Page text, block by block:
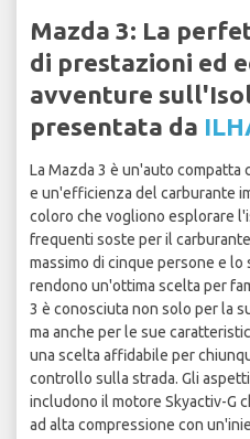
Mazda 3: La
di prestazioni ed
avventure
presentata da
La Mazda 3 è un'auto
e un'efficienza del carburante
coloro che vogliono esplorare
frequenti soste per il
massimo di cinque persone e lo
rendono un'ottima scelta per
3 è conosciuta non solo per la
ma anche per le sue
una scelta affidabile per
controllo sulla strada. Gli
includono il motore Skyactiv-G
ad alta compressione con